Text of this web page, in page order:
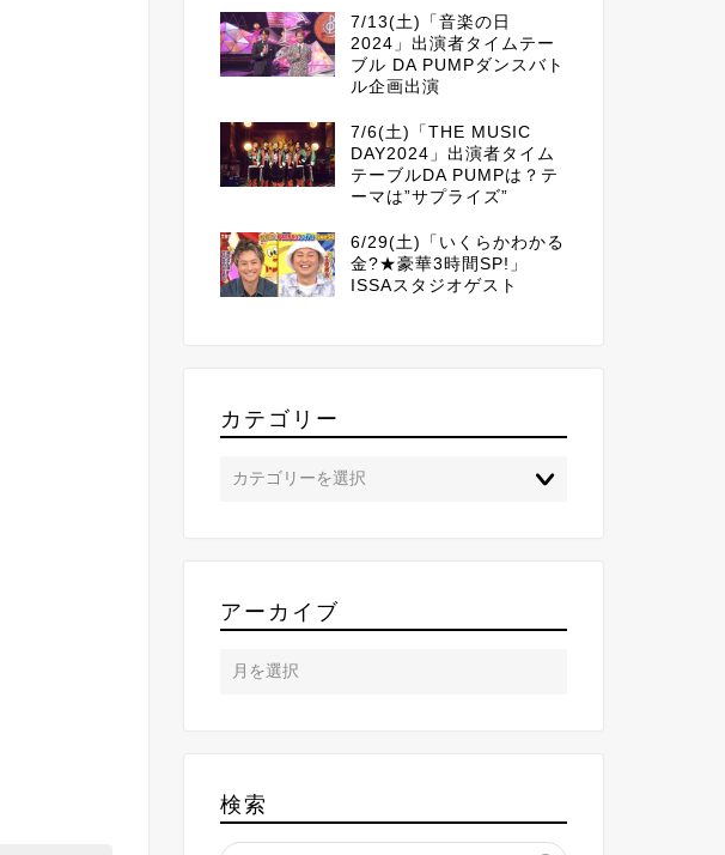
7/13(土)「音楽の日
2024」出演者タイムテー
ブル DA PUMPダンスバト
ル企画出演
7/6(土)「THE MUSIC
DAY2024」出演者タイム
テーブルDA PUMPは？テ
ーマは”サプライズ”
6/29(土)「いくらかわかる
金?★豪華3時間SP!」
ISSAスタジオゲスト
カテゴリー
アーカイブ
検索